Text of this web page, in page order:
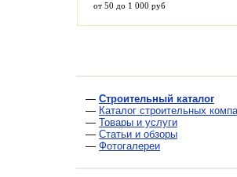
от 50 до 1 000 руб
— Строительный каталог
— Каталог строительных
— Товары и услуги
— Статьи и обзоры
— Фотогалереи